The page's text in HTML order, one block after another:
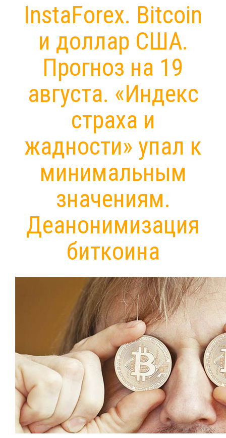
InstaForex. Bitcoin
и доллар США.
Прогноз на 19
августа. «Индекс
страха и
жадности» упал к
минимальным
значениям.
Деанонимизация
биткоина